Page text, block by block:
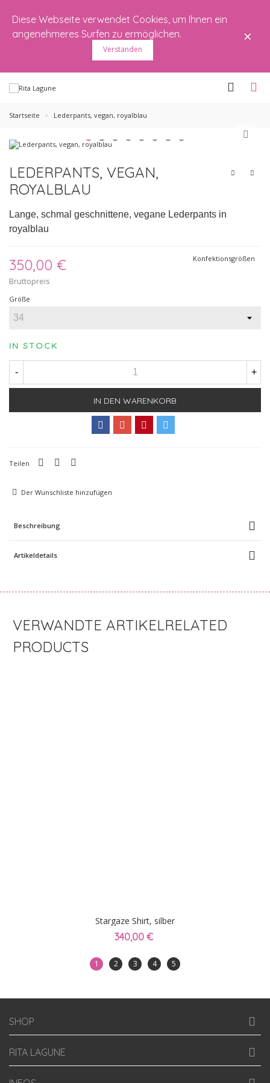
Diese Webseite verwendet Cookies, um Ihnen ein
angenehmeres Surfen zu ermöglichen.
Verstanden
×
Startseite > Lederpants, vegan, royalblau
LEDERPANTS, VEGAN,
ROYALBLAU
Lange, schmal geschnittene, vegane Lederpants in
royalblau
350,00 €
Bruttopreis
Konfektionsgrößen
Größe
IN STOCK
- +
IN DEN WARENKORB
Teilen
Der Wunschliste hinzufügen
Beschreibung
Artikeldetails
RELATED
PRODUCTS
Stargaze Shirt, silber
340,00 €
1 2 3 4 5
SHOP
RITA LAGUNE